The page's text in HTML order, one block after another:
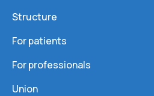
Structure
For patients
For professionals
Union